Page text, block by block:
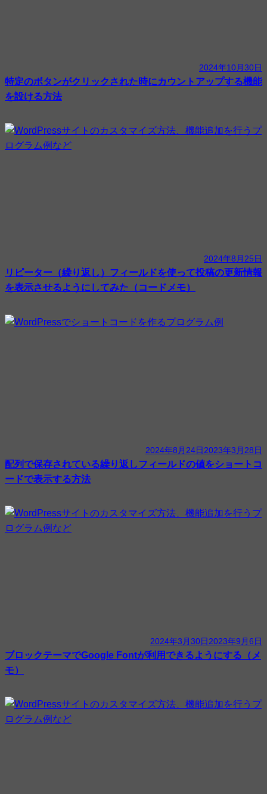
2024年10月30日
特定のボタンがクリックされた時にカウントアップする機能
を設ける方法
2024年8月25日
リピーター（繰り返し）フィールドを使って投稿の更新情報
を表示させるようにしてみた（コードメモ）
2024年8月24日2023年3月28日
配列で保存されている繰り返しフィールドの値をショートコ
ードで表示する方法
2024年3月30日2023年9月6日
ブロックテーマでGoogle Fontが利用できるようにする（メ
モ）